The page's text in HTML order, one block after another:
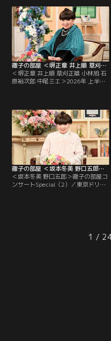
きになったことで、鳥の写真を撮ろ
うとカメラを始め、その写真を発表
するためにSNSも。そして様々な鳥
を観察するため、登山を始めるな
ど、人生が豊かになったと語る。ま
た、昨年は「終活」を始め…。
徹子の部屋 ＜堺正章 井上順 草刈正雄 小林旭 石原裕次郎 中尾ミエ＞2026年 上半期傑作選（3）（2026/07/29放送分）
＜堺正章 井上順 草刈正雄 小林旭 石
原裕次郎 中尾ミエ＞2026年 上半期
名コンビ！60年来の友人、堺正章さ
んと井上順さんの出会いは10代。初
対面では…！？草刈正雄さんは、顔
も知らなかったアメリカ人のお父様
の消息を求めて渡米したお話を。
徹子の部屋 ＜坂本冬美 野口五郎＞徹子の部屋コンサートSpecial（2）（2026/07/27放送分）
＜坂本冬美 野口五郎＞徹子の部屋コ
ンサートSpecial（2）／東京ドリー
桜お七」を意外なエピソードを交え
て熱唱！？野口五郎さんはアカペラ
1